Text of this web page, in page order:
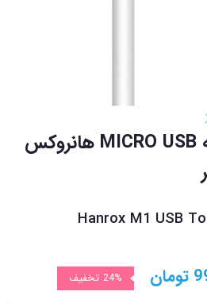
کابل تبدیل USB به MICRO USB هانروکس
Hanrox M1 USB
تومان 24% تخفیف